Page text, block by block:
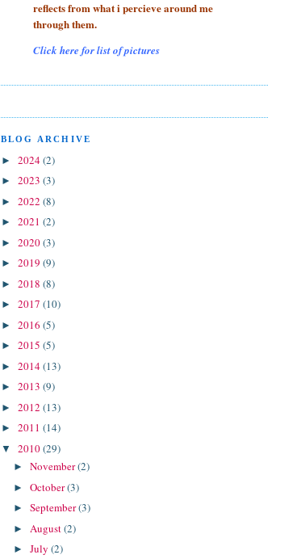
reflects from what i percieve around me
through them.
Click here for list of pictures
BLOG ARCHIVE
► 2024(2)
► 2023 (3)
► 2022 (8)
► 2021 (2)
► 2020(3)
► 2019 (9)
► 2018 (8)
► 2017 (10)
► 2016 (5)
► 2015 (5)
► 2014(13)
► 2013 (9)
► 2012 (13)
► 2011 (14)
▼ 2010(29)
►November(2)
►October(3)
►September(3)
► August(2)
►July(2)